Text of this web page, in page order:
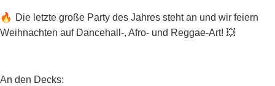
🔥 Die letzte große Party des Jahres steht an und wir feiern
Weihnachten auf Dancehall-, Afro- und Reggae-Art! 💥
An den Decks: